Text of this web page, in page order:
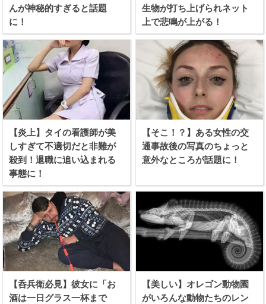
んが神秘的すぎると話題
に！
生物が打ち上げられネット
上で悲鳴が上がる！
【炎上】タイの看護師が美
しすぎて不適切だと非難が
殺到！退職に追い込まれる
事態に！
【そこ！？】ある女性の交
通事故後の写真のちょっと
意外なところが話題に！
【呑兵衛必見】彼女に「お
酒は一日グラス一杯まで
【美しい】オレゴン動物園
がいろんな動物たちのレン